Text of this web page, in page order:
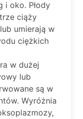
i oko. Płody
ciąży
umierają w
ciężkich
w dużej
lub
są w
Wyróżnia